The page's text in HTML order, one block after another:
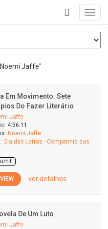
+
Jaffe"
Em Movimento: Sete
Do Fazer Literário
Jaffe
4:36:11
Noemi Jaffe
Cia das Letras - Companhia das
ver detalhes
De Um Luto
Jaffe